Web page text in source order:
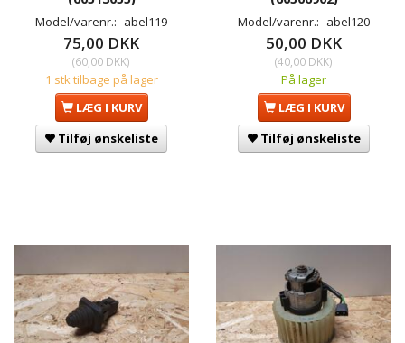
Model/varenr.: abel119
75,00 DKK
(60,00 DKK)
1 stk tilbage på lager
LÆG I KURV
Tilføj ønskeliste
Model/varenr.: abel120
50,00 DKK
(40,00 DKK)
På lager
LÆG I KURV
Tilføj ønskeliste